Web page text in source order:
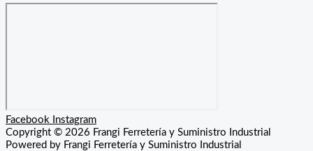
Facebook
Instagram
Copyright © 2026 Frangi Ferretería y Suministro Industrial
Powered by Frangi Ferretería y Suministro Industrial